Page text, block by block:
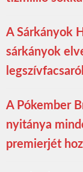
A Sárkányok
sárkányok
A Pókember
nyitánya
premierjét